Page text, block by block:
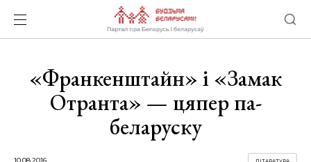
«Франкенштайн» і «Замак
Отранта» — цяпер па-
беларуску